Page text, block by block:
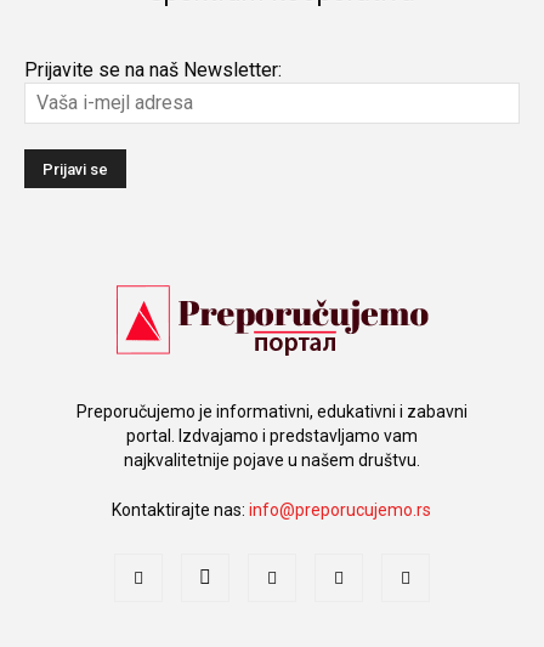
Prijavite se na naš Newsletter:
Preporučujemo je informativni, edukativni i zabavni
portal. Izdvajamo i predstavljamo vam
najkvalitetnije pojave u našem društvu.
Kontaktirajte nas:info@preporucujemo.rs